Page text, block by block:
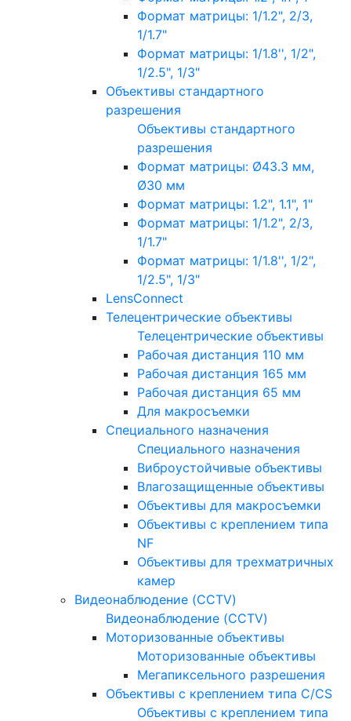
Формат матрицы: 1/1.2", 2/3,
1/1.7"
Формат матрицы: 1/1.8'', 1/2",
1/2.5", 1/3"
Объективы стандартного
разрешения
Объективы стандартного
разрешения
Формат матрицы: Ø43.3 мм,
Ø30 мм
Формат матрицы: 1.2", 1.1", 1"
Формат матрицы: 1/1.2", 2/3,
1/1.7"
Формат матрицы: 1/1.8'', 1/2",
1/2.5", 1/3"
LensConnect
Телецентрические объективы
Телецентрические объективы
Рабочая дистанция 110 мм
Рабочая дистанция 165 мм
Рабочая дистанция 65 мм
Для макросъемки
Специального назначения
Специального назначения
Виброустойчивые объективы
Влагозащищенные объективы
Объективы для макросъемки
Объективы с креплением типа
NF
Объективы для трехматричных
камер
Видеонаблюдение (CCTV)
Видеонаблюдение (CCTV)
Моторизованные объективы
Моторизованные объективы
Мегапиксельного разрешения
Объективы с креплением типа C/CS
Объективы с креплением типа